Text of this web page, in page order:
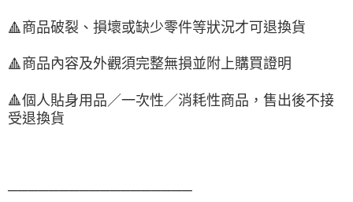
🔺商品破裂、損壞或缺少零件等狀況才可退換貨
🔺商品內容及外觀須完整無損並附上購買證明
🔺個人貼身用品／一次性／消耗性商品，售出後不接
受退換貨
──────────────────